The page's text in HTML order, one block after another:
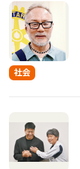
社会